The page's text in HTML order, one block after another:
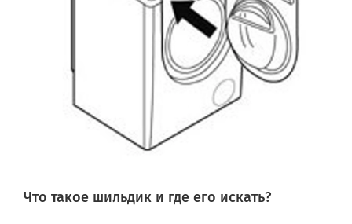
Что такое шильдик и где его искать?